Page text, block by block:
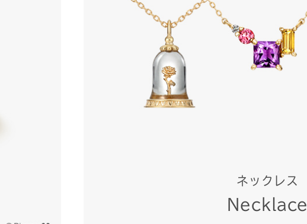
ネックレス
Necklace